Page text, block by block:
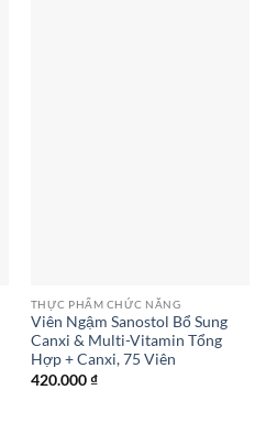
THỰC PHẨM CHỨC NĂNG
Viên Ngậm Sanostol Bổ Sung
Canxi & Multi-Vitamin Tổng
Hợp + Canxi, 75 Viên
420.000₫